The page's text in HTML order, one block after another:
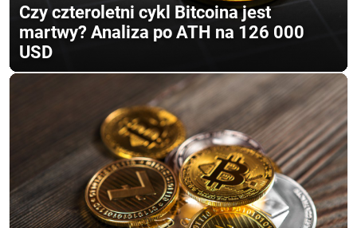
Czy czteroletni cykl Bitcoina jest
martwy? Analiza po ATH na 126 000
USD